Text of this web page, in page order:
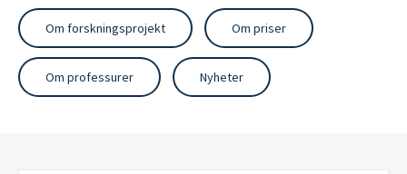
Om forskningsprojekt Om priser
Om professurer Nyheter